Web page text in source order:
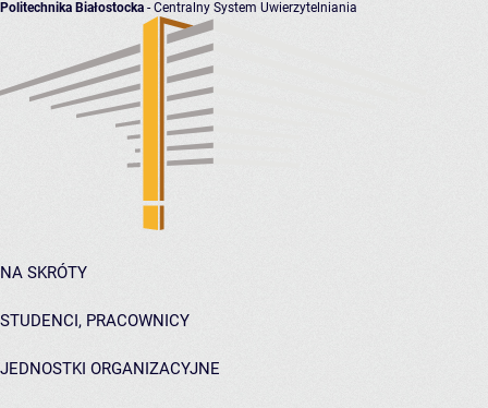
Politechnika Białostocka - Centralny System Uwierzytelniania
NA SKRÓTY
STUDENCI, PRACOWNICY
JEDNOSTKI ORGANIZACYJNE